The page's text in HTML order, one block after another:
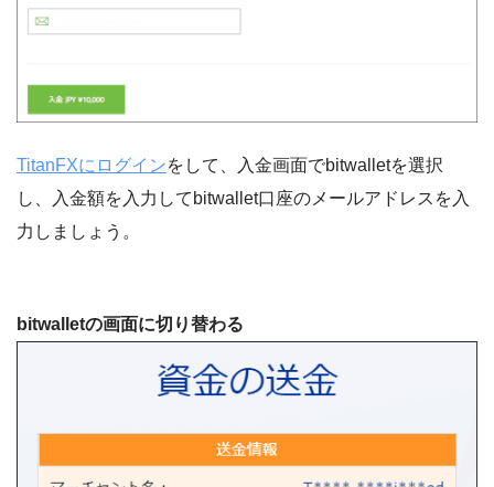
TitanFXにログインをして、入金画面でbitwalletを選択
し、入金額を入力してbitwallet口座のメールアドレスを入
力しましょう。
bitwalletの画面に切り替わる